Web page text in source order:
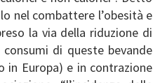
nel combattere l’obesità e
la via della riduzione di
di queste bevande
Europa) e in contrazione